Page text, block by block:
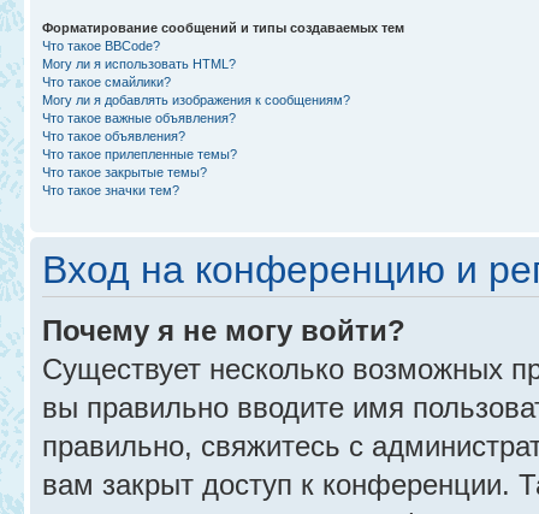
Форматирование сообщений и типы создаваемых тем
Что такое BBCode?
Могу ли я использовать HTML?
Что такое смайлики?
Могу ли я добавлять изображения к сообщениям?
Что такое важные объявления?
Что такое объявления?
Что такое прилепленные темы?
Что такое закрытые темы?
Что такое значки тем?
Вход на конференцию и
Почему я не могу войти?
Существует несколько возможных
вы правильно вводите имя
правильно, свяжитесь с
вам закрыт доступ к конференции.